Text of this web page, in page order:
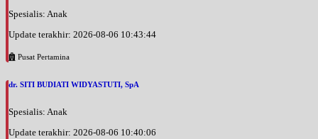
Spesialis: Anak
Update terakhir: 2026-08-06 10:43:44
Pusat Pertamina
dr. SITI BUDIATI WIDYASTUTI, SpA
Spesialis: Anak
Update terakhir: 2026-08-06 10:40:06